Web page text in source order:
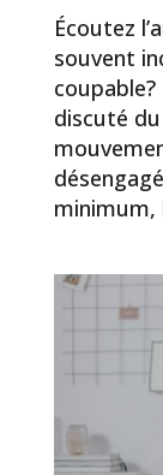
Écoutez
souvent
discuté
minimum,